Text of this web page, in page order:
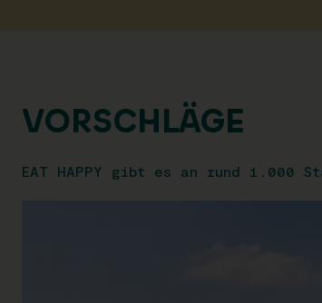
VORSCHLÄGE
EAT HAPPY gibt es an rund 1.000